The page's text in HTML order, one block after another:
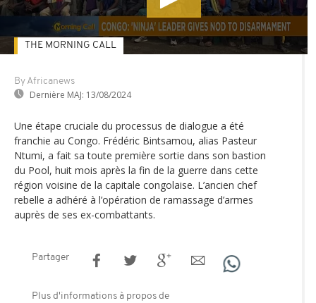
By Africanews
Dernière MAJ: 13/08/2024
THE MORNING CALL
Une étape cruciale du processus de dialogue a été
franchie au Congo. Frédéric Bintsamou, alias Pasteur
Ntumi, a fait sa toute première sortie dans son bastion
du Pool, huit mois après la fin de la guerre dans cette
région voisine de la capitale congolaise. L’ancien chef
rebelle a adhéré à l’opération de ramassage d’armes
auprès de ses ex-combattants.
Partager
Plus d'informations à propos de